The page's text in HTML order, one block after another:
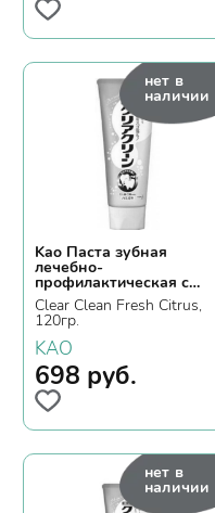
нет в
наличии
Kao Паста зубная
лечебно-
профилактическая с
микрогранулами с
ароматом апельсина
Clear Clean Fresh Citrus,
120гр.
KAO
698 руб.
нет в
наличии